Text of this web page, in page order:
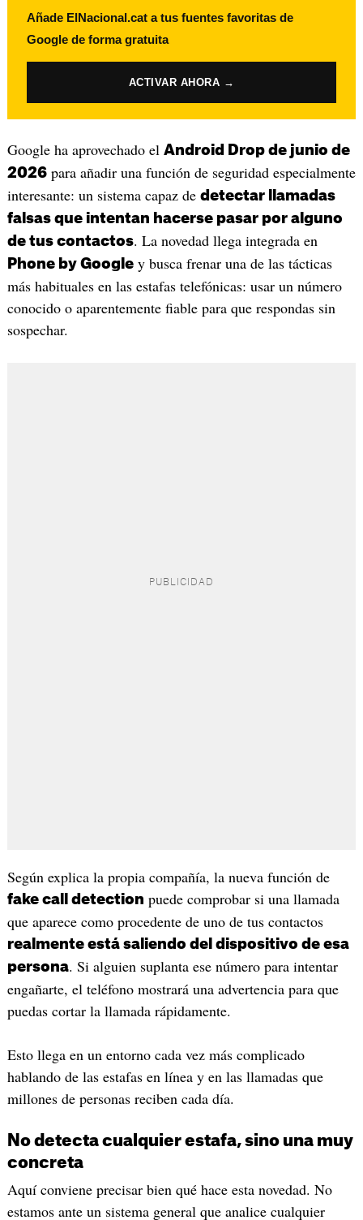
Añade ElNacional.cat a tus fuentes favoritas de
Google de forma gratuita
ACTIVAR AHORA →
Google ha aprovechado el Android Drop de junio de
2026para añadir una función de seguridad especialmente
interesante: un sistema capaz de detectar llamadas
falsas que intentan hacerse pasar por alguno
de tus contactos. La novedad llega integrada en
Phone by Googley busca frenar una de las tácticas
más habituales en las estafas telefónicas: usar un número
conocido o aparentemente fiable para que respondas sin
sospechar.
Según explica la propia compañía, la nueva función de
fake call detection puede comprobar si una llamada
que aparece como procedente de uno de tus contactos
realmente está saliendo del dispositivo de esa
persona. Si alguien suplanta ese número para intentar
engañarte, el teléfono mostrará una advertencia para que
puedas cortar la llamada rápidamente.
Esto llega en un entorno cada vez más complicado
hablando de las estafas en línea y en las llamadas que
millones de personas reciben cada día.
No detecta cualquier estafa, sino una muy
concreta
Aquí conviene precisar bien qué hace esta novedad. No
estamos ante un sistema general que analice cualquier